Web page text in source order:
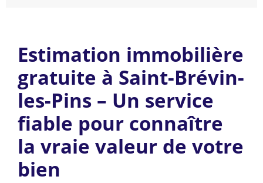
Estimation immobilière
gratuite à Saint-Brévin-
les-Pins – Un service
fiable pour connaître
la vraie valeur de votre
bien